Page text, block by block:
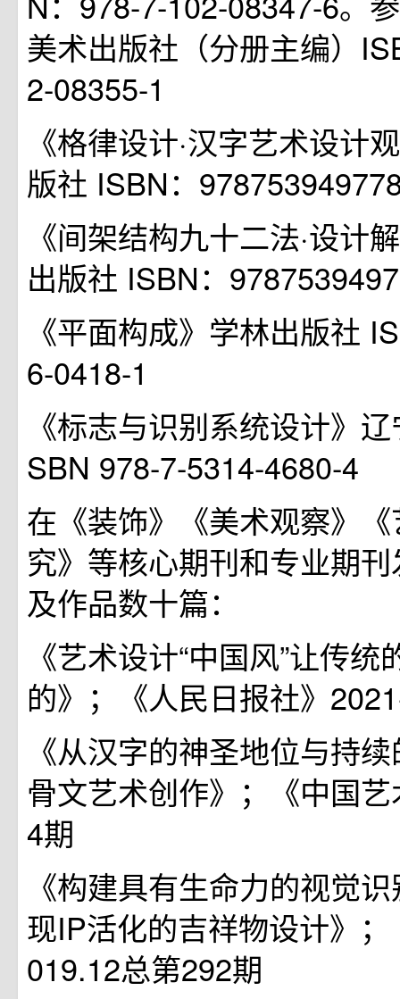
美术出版社（分册主编）
2-08355-1
《格律设计·汉字艺术设计
版社 ISBN：
《间架结构九十二法·设计
出版社 ISBN：
《平面构成》学林出版社
6-0418-1
《标志与识别系统设计》
SBN 978-7-5314-4680-4
在《装饰》《美术观察》
究》等核心期刊和专业期
及作品数十篇：
《艺术设计“中国风”让传
的》；《人民日报社》
《从汉字的神圣地位与持
骨文艺术创作》；《中国
4期
《构建具有生命力的视觉
现IP活化的吉祥物设计》
019.12总第292期